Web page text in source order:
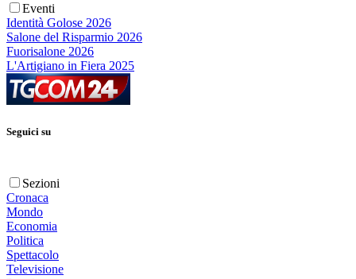
Eventi
Identità Golose 2026
Salone del Risparmio 2026
Fuorisalone 2026
L'Artigiano in Fiera 2025
Seguici su
Sezioni
Cronaca
Mondo
Economia
Politica
Spettacolo
Televisione